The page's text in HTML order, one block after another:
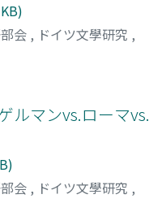
会 , ドイツ文學研究 ,
ルマンvs.ローマvs.
会 , ドイツ文學研究 ,